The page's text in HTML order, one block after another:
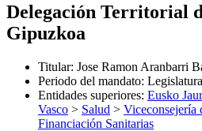
Delegación Territorial
Gipuzkoa
Titular: Jose Ramon Aranbarri
Periodo del mandato:
Entidades superiores: Eusko
Vasco > Salud > Viceconsejería
Financiación Sanitarias